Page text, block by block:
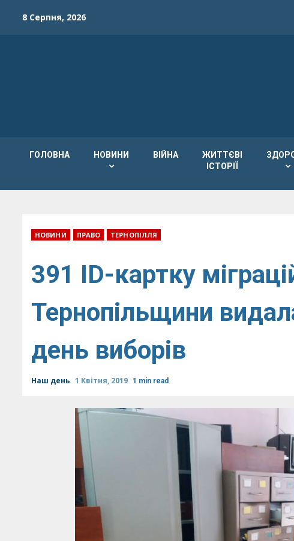
8 Серпня, 2026
ГОЛОВНА НОВИНИ ВІЙНА
ЖИТТЄВІ
ІСТОРІЇ
НОВИНИ ПРАВО ТЕРНОПІЛЛЯ
391 ID-картку
Тернопільщини
день виборів
Наш день 1 Квітня, 2019 1 min read